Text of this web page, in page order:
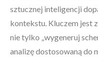
sztucznej inteligencji
kontekstu. Kluczem jest
nie tylko „wygeneruj
analizę dostosowaną do